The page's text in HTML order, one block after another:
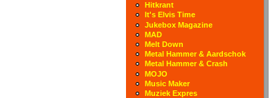
Hitkrant
It's Elvis Time
Jukebox Magazine
MAD
Melt Down
Metal Hammer & Aardschok
Metal Hammer & Crash
MOJO
Music Maker
Muziek Expres